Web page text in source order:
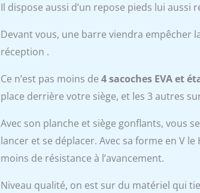
Il dispose aussi d’un repose pieds lui aussi
Devant vous, une barre viendra empêcher
réception .
Ce n’est pas moins de 4 sacoches EVA et
place derrière votre siège, et les 3 autres
Avec son planche et siège gonflants, vous
lancer et se déplacer. Avec sa forme en V
moins de résistance à l’avancement.
Niveau qualité, on est sur du matériel qui